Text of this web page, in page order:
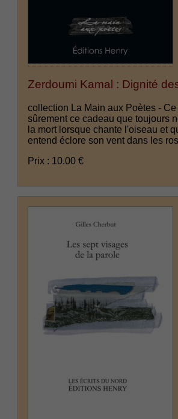
Zerdoumi Kamal : Dignité
collection La Main aux Poètes -
sûrement ce cadeau que toujours
la mort lorsque chante l'oiseau et
entend éclore son vent dans les
Prix : 10.00 €